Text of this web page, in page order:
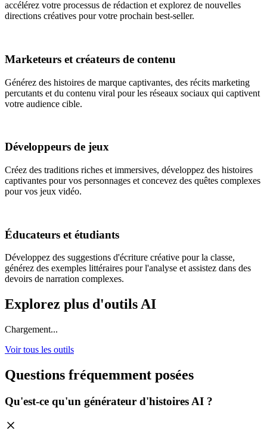
accélérez votre processus de rédaction et explorez de nouvelles
directions créatives pour votre prochain best-seller.
Marketeurs et créateurs de contenu
Générez des histoires de marque captivantes, des récits marketing
percutants et du contenu viral pour les réseaux sociaux qui captivent
votre audience cible.
Développeurs de jeux
Créez des traditions riches et immersives, développez des histoires
captivantes pour vos personnages et concevez des quêtes complexes
pour vos jeux vidéo.
Éducateurs et étudiants
Développez des suggestions d'écriture créative pour la classe,
générez des exemples littéraires pour l'analyse et assistez dans des
devoirs de narration complexes.
Explorez plus d'outils AI
Chargement...
Voir tous les outils
Questions fréquemment posées
Qu'est-ce qu'un générateur d'histoires AI ?